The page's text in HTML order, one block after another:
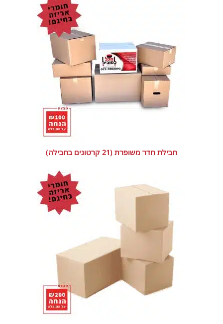
חבילת חדר משופרת (21 קרטונים בחבילה)